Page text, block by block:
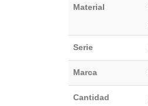
Material
Serie
Marca
Cantidad